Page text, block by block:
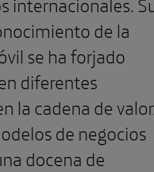
de la
se ha forjado
diferentes
la cadena de
de negocios
docena de